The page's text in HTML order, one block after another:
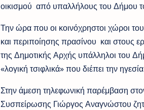
οικισμού από υπαλλήλους του Δήμου
Την ώρα που οι κοινόχρηστοι χώροι
και περιποίησης πρασίνου και στους
της Δημοτικής Αρχής υπάλληλοι του
«λογική τσιφλικά» που διέπει την
Στην άμεση τηλεφωνική παρέμβαση
Συσπείρωσης Γιώργος Αναγνώστου